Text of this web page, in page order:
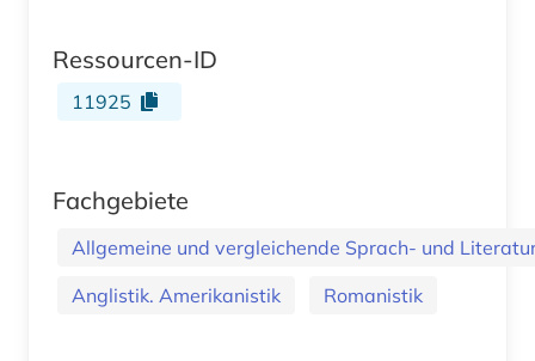
Ressourcen-ID
11925
Fachgebiete
Allgemeine und vergleichende Sprach- und
Anglistik. Amerikanistik
Romanistik